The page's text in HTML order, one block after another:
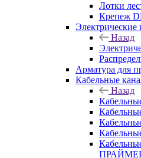
Лотки
Крепеж
Электрические
Назад
Арматура для
Кабельные
Назад